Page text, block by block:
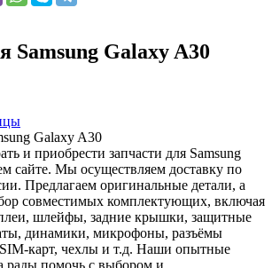
Samsung Galaxy A30
Galaxy A30
и приобрести запчасти для Samsung
сайте. Мы осуществляем доставку по
Предлагаем оригинальные детали, а
совместимых комплектующих, включая
шлейфы, задние крышки, защитные
динамики, микрофоны, разъёмы
SIM-карт, чехлы и т.д. Наши опытные
рады помочь с выбором и